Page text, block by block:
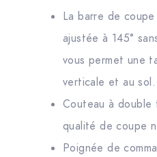
La barre de
ajustée à 145°
vous permet une
verticale et au sol.
Couteau à double
qualité de coupe
Poignée de